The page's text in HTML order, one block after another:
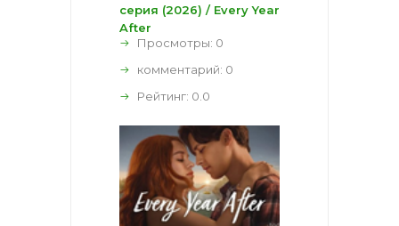
серия (2026) / Every Year
After
Просмотры: 0
комментарий: 0
Рейтинг: 0.0